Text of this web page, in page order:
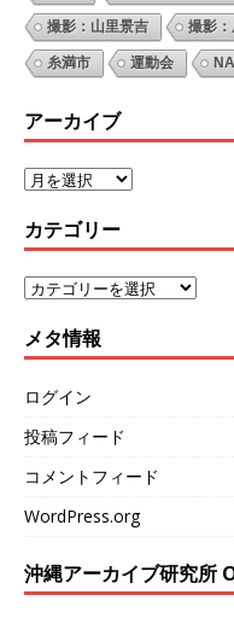
撮影：山里景吉 撮影
糸満市 運動会
アーカイブ
カテゴリー
メタ情報
ログイン
投稿フィード
コメントフィード
WordPress.org
沖縄アーカイブ研究所